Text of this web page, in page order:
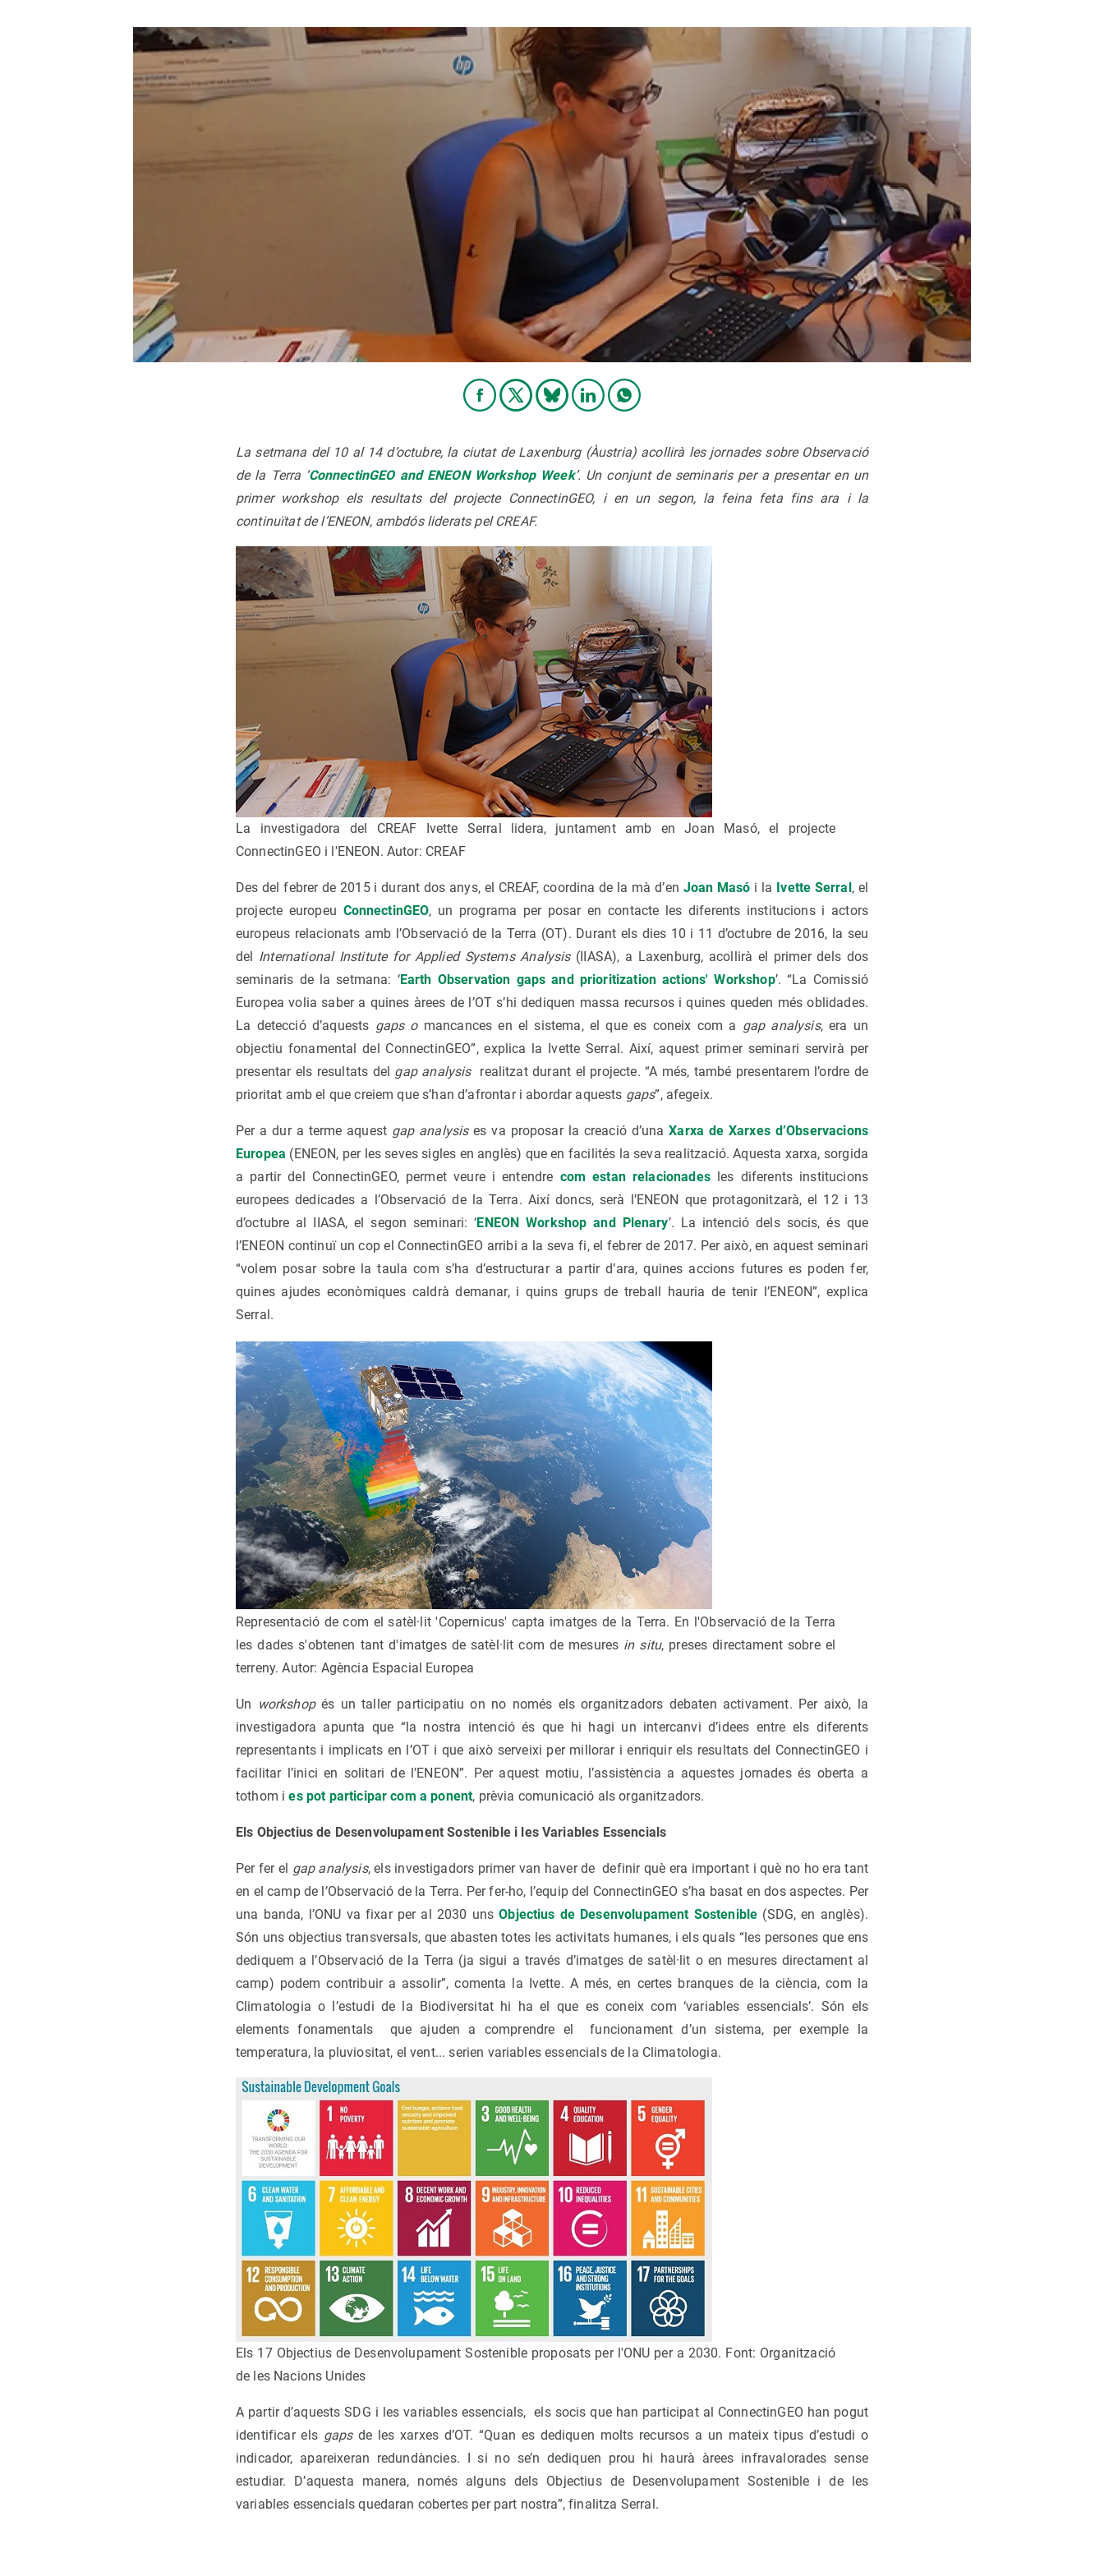
La setmana del 10 al 14 d’octubre, la ciutat de Laxenburg (Àustria) acollirà les jornades sobre Observació
de la Terra ‘ConnectinGEO and ENEON Workshop Week’. Un conjunt de seminaris per a presentar en un
primer workshop els resultats del projecte ConnectinGEO, i en un segon, la feina feta fins ara i la
continuïtat de l’ENEON, ambdós liderats pel CREAF.
La investigadora del CREAF Ivette Serral lidera, juntament amb en Joan Masó, el projecte
ConnectinGEO i l'ENEON. Autor: CREAF
Des del febrer de 2015 i durant dos anys, el CREAF, coordina de la mà d’en Joan Masó i la Ivette Serral, el
projecte europeu ConnectinGEO, un programa per posar en contacte les diferents institucions i actors
europeus relacionats amb l’Observació de la Terra (OT). Durant els dies 10 i 11 d’octubre de 2016, la seu
del International Institute for Applied Systems Analysis(IIASA), a Laxenburg, acollirà el primer dels dos
seminaris de la setmana: ‘Earth Observation gaps and prioritization actions' Workshop’. “La Comissió
Europea volia saber a quines àrees de l’OT s’hi dediquen massa recursos i quines queden més oblidades.
La detecció d’aquests gaps o mancances en el sistema, el que es coneix com a gap analysis, era un
objectiu fonamental del ConnectinGEO”, explica la Ivette Serral. Així, aquest primer seminari servirà per
presentar els resultats del gap analysisrealitzat durant el projecte. “A més, també presentarem l’ordre de
prioritat amb el que creiem que s’han d’afrontar i abordar aquests gaps”, afegeix.
Per a dur a terme aquest gap analysises va proposar la creació d’unaXarxa de Xarxes d’Observacions
Europea (ENEON, per les seves sigles en anglès) que en facilités la seva realització. Aquesta xarxa, sorgida
a partir del ConnectinGEO, permet veure i entendre com estan relacionadesles diferents institucions
europees dedicades a l’Observació de la Terra. Així doncs, serà l’ENEON que protagonitzarà, el 12 i 13
d’octubre al IIASA, el segon seminari: ‘ENEON Workshop and Plenary’. La intenció dels socis, és que
l’ENEON continuï un cop el ConnectinGEO arribi a la seva fi, el febrer de 2017. Per això, en aquest seminari
“volem posar sobre la taula com s’ha d’estructurar a partir d’ara, quines accions futures es poden fer,
quines ajudes econòmiques caldrà demanar, i quins grups de treball hauria de tenir l’ENEON”, explica
Serral.
Representació de com el satèl·lit 'Copernicus' capta imatges de la Terra. En l'Observació de la Terra
les dades s'obtenen tant d'imatges de satèl·lit com de mesures in situ, preses directament sobre el
terreny. Autor: Agència Espacial Europea
Un workshopés un taller participatiu on no només els organitzadors debaten activament. Per això, la
investigadora apunta que “la nostra intenció és que hi hagi un intercanvi d’idees entre els diferents
representants i implicats en l’OT i que això serveixi per millorar i enriquir els resultats del ConnectinGEO i
facilitar l’inici en solitari de l’ENEON”. Per aquest motiu, l’assistència a aquestes jornades és oberta a
tothom ies pot participar com a ponent, prèvia comunicació als organitzadors.
Els Objectius de Desenvolupament Sostenible i les Variables Essencials
Per fer el gap analysis, els investigadors primer van haver de definir què era important i què no ho era tant
en el camp de l’Observació de la Terra. Per fer-ho, l’equip del ConnectinGEO s’ha basat en dos aspectes. Per
una banda, l’ONU va fixar per al 2030 unsObjectius de Desenvolupament Sostenible (SDG, en anglès).
Són uns objectius transversals, que abasten totes les activitats humanes, i els quals “les persones que ens
dediquem a l’Observació de la Terra (ja sigui a través d’imatges de satèl·lit o en mesures directament al
camp) podem contribuir a assolir”, comenta la Ivette. A més, en certes branques de la ciència, com la
Climatologia o l’estudi de la Biodiversitat hi ha el que es coneix com ‘variables essencials’. Són els
elements fonamentals que ajuden a comprendre el funcionament d’un sistema, per exemple la
temperatura, la pluviositat, el vent... serien variables essencials de la Climatologia.
Els 17 Objectius de Desenvolupament Sostenible proposats per l'ONU per a 2030. Font: Organització
de les Nacions Unides
A partir d’aquests SDG i les variables essencials, els socis que han participat al ConnectinGEO han pogut
identificar els gapsde les xarxes d’OT. “Quan es dediquen molts recursos a un mateix tipus d’estudi o
indicador, apareixeran redundàncies. I si no se’n dediquen prou hi haurà àrees infravalorades sense
estudiar. D’aquesta manera, només alguns dels Objectius de Desenvolupament Sostenible i de les
variables essencials quedaran cobertes per part nostra”, finalitza Serral.
Infraestructures
Equitat, Diversitat i Inclusió (EDI)
Oficina de premsa
Ciència oberta i gestió del coneixement
Temes transversals
Synthesis Actions
Vine de visitant o sabàtic
Segell de bones pràctiques HRS4R
Un lloc on créixer
Desenvolupament de carrera
Seminaris i activitats internes
T’oferim formació
Canvi global